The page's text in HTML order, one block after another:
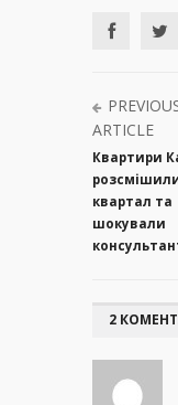
ARTICLE
Квартири
квартал та
шокували
2